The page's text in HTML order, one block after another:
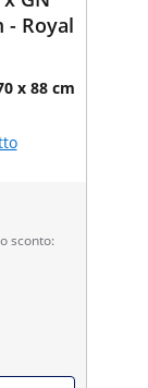
- Royal
x 88 cm
sconto: